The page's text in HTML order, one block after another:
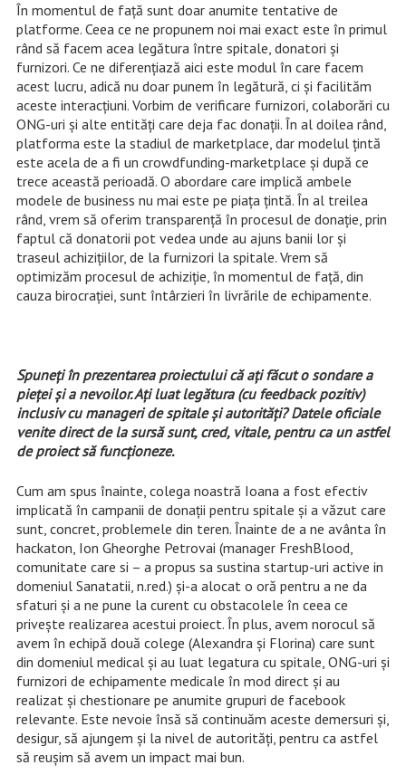
În momentul de faţă sunt doar anumite tentative de
platforme. Ceea ce ne propunem noi mai exact este în primul
rând să facem acea legătura între spitale, donatori şi
furnizori. Ce ne diferenţiază aici este modul în care facem
acest lucru, adică nu doar punem în legătură, ci şi facilităm
aceste interacţiuni. Vorbim de verificare furnizori, colaborări cu
ONG-uri şi alte entităţi care deja fac donaţii. În al doilea rând,
platforma este la stadiul de marketplace, dar modelul ţintă
este acela de a fi un crowdfunding-marketplace şi după ce
trece această perioadă. O abordare care implică ambele
modele de business nu mai este pe piaţa ţintă. În al treilea
rând, vrem să oferim transparenţă în procesul de donaţie, prin
faptul că donatorii pot vedea unde au ajuns banii lor şi
traseul achiziţiilor, de la furnizori la spitale. Vrem să
optimizăm procesul de achiziţie, în momentul de faţă, din
cauza birocraţiei, sunt întârzieri în livrările de echipamente.
Spuneţi în prezentarea proiectului că aţi făcut o sondare a
pieţei şi a nevoilor. Aţi luat legătura (cu feedback pozitiv)
inclusiv cu manageri de spitale şi autorităţi? Datele oficiale
venite direct de la sursă sunt, cred, vitale, pentru ca un astfel
de proiect să funcţioneze.
Cum am spus înainte, colega noastră Ioana a fost efectiv
implicată în campanii de donaţii pentru spitale şi a văzut care
sunt, concret, problemele din teren. Înainte de a ne avânta în
hackaton, Ion Gheorghe Petrovai (manager FreshBlood,
comunitate care si – a propus sa sustina startup-uri active in
domeniul Sanatatii, n.red.) și-a alocat o oră pentru a ne da
sfaturi și a ne pune la curent cu obstacolele în ceea ce
privește realizarea acestui proiect. În plus, avem norocul să
avem în echipă două colege (Alexandra şi Florina) care sunt
din domeniul medical şi au luat legatura cu spitale, ONG-uri şi
furnizori de echipamente medicale în mod direct şi au
realizat și chestionare pe anumite grupuri de facebook
relevante. Este nevoie însă să continuăm aceste demersuri şi,
desigur, să ajungem şi la nivel de autorităţi, pentru ca astfel
să reuşim să avem un impact mai bun.